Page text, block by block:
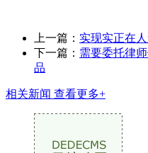
上一篇： 实现实正在
下一篇： 需要委托律
品
相关新闻 查看更多+